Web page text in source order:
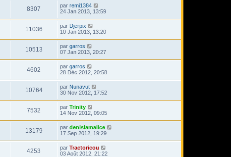
8307 par remi1384
24 Jan 2013, 13:59
11036 par Djerpix
10 Jan 2013, 13:20
10513 par garros
07 Jan 2013, 20:27
4602 par garros
28 Déc 2012, 20:58
10764 par Nunavut
30 Nov 2012, 17:52
7532 par Trinity
14 Nov 2012, 09:05
13179 par denislamalice
17 Sep 2012, 19:29
4253 par Tractoricou
03 Août 2012, 21:22